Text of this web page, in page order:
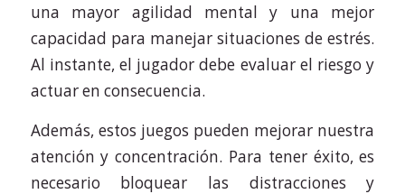
una mayor agilidad mental y una mejor
capacidad para manejar situaciones de estrés.
Al instante, el jugador debe evaluar el riesgo y
actuar en consecuencia.
Además, estos juegos pueden mejorar nuestra
atención y concentración. Para tener éxito, es
necesario bloquear las distracciones y